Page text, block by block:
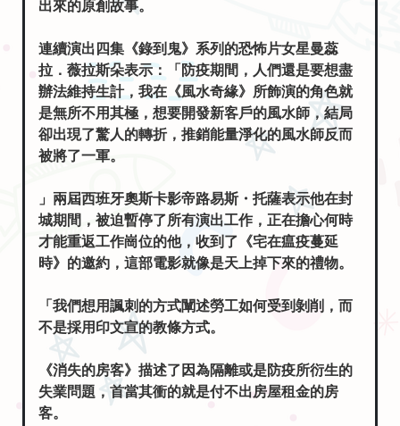
出來的原創故事。
連續演出四集《錄到鬼》系列的恐怖片女星曼蕊
拉．薇拉斯朵表示：「防疫期間，人們還是要想盡
辦法維持生計，我在《風水奇緣》所飾演的角色就
是無所不用其極，想要開發新客戶的風水師，結局
卻出現了驚人的轉折，推銷能量淨化的風水師反而
被將了一軍。
」兩屆西班牙奧斯卡影帝路易斯・托薩表示他在封
城期間，被迫暫停了所有演出工作，正在擔心何時
才能重返工作崗位的他，收到了《宅在瘟疫蔓延
時》的邀約，這部電影就像是天上掉下來的禮物。
「我們想用諷刺的方式闡述勞工如何受到剝削，而
不是採用印文宣的教條方式。
《消失的房客》描述了因為隔離或是防疫所衍生的
失業問題，首當其衝的就是付不出房屋租金的房
客。